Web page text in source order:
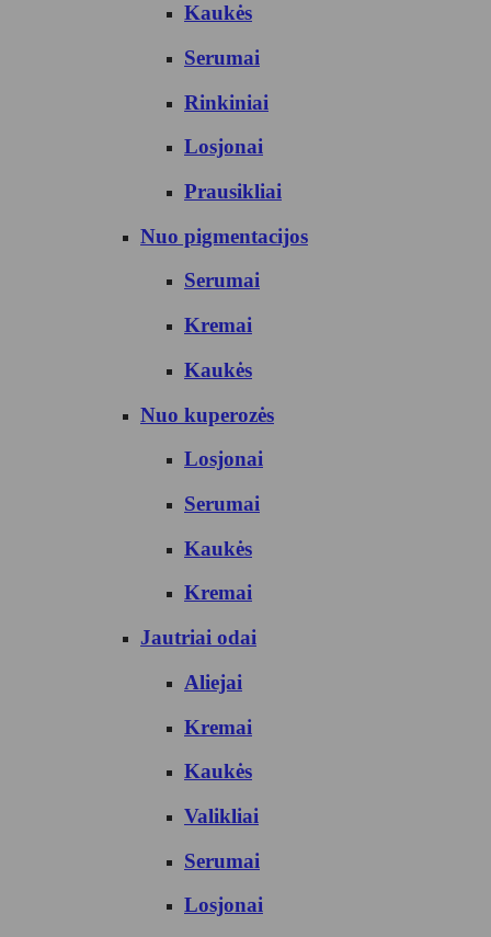
Kaukės
Serumai
Rinkiniai
Losjonai
Prausikliai
Nuo pigmentacijos
Serumai
Kremai
Kaukės
Nuo kuperozės
Losjonai
Serumai
Kaukės
Kremai
Jautriai odai
Aliejai
Kremai
Kaukės
Valikliai
Serumai
Losjonai